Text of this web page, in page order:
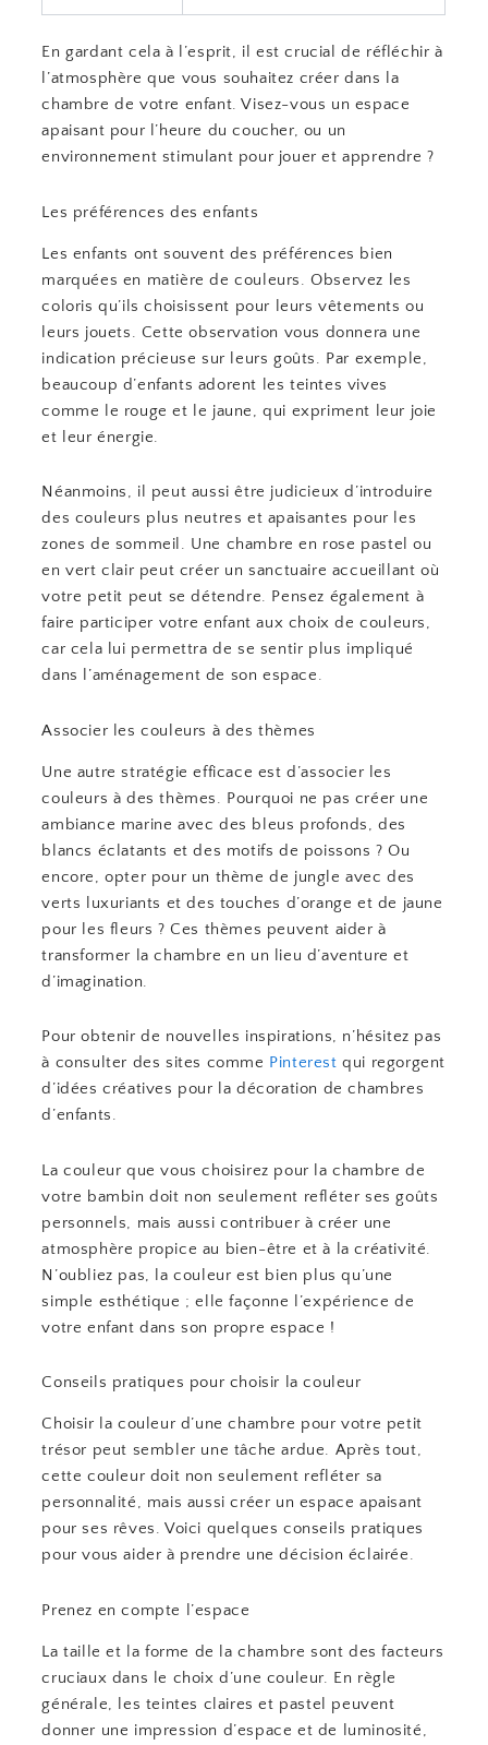
En gardant cela à l’esprit, il est crucial de réfléchir à
l’atmosphère que vous souhaitez créer dans la
chambre de votre enfant. Visez-vous un espace
apaisant pour l’heure du coucher, ou un
environnement stimulant pour jouer et apprendre ?
Les préférences des enfants
Les enfants ont souvent des préférences bien
marquées en matière de couleurs. Observez les
coloris qu’ils choisissent pour leurs vêtements ou
leurs jouets. Cette observation vous donnera une
indication précieuse sur leurs goûts. Par exemple,
beaucoup d’enfants adorent les teintes vives
comme le rouge et le jaune, qui expriment leur joie
et leur énergie.
Néanmoins, il peut aussi être judicieux d’introduire
des couleurs plus neutres et apaisantes pour les
zones de sommeil. Une chambre en rose pastel ou
en vert clair peut créer un sanctuaire accueillant où
votre petit peut se détendre. Pensez également à
faire participer votre enfant aux choix de couleurs,
car cela lui permettra de se sentir plus impliqué
dans l’aménagement de son espace.
Associer les couleurs à des thèmes
Une autre stratégie efficace est d’associer les
couleurs à des thèmes. Pourquoi ne pas créer une
ambiance marine avec des bleus profonds, des
blancs éclatants et des motifs de poissons ? Ou
encore, opter pour un thème de jungle avec des
verts luxuriants et des touches d’orange et de jaune
pour les fleurs ? Ces thèmes peuvent aider à
transformer la chambre en un lieu d’aventure et
d’imagination.
Pour obtenir de nouvelles inspirations, n’hésitez pas
à consulter des sites comme Pinterest qui regorgent
d’idées créatives pour la décoration de chambres
d’enfants.
La couleur que vous choisirez pour la chambre de
votre bambin doit non seulement refléter ses goûts
personnels, mais aussi contribuer à créer une
atmosphère propice au bien-être et à la créativité.
N’oubliez pas, la couleur est bien plus qu’une
simple esthétique ; elle façonne l’expérience de
votre enfant dans son propre espace !
Conseils pratiques pour choisir la couleur
Choisir la couleur d’une chambre pour votre petit
trésor peut sembler une tâche ardue. Après tout,
cette couleur doit non seulement refléter sa
personnalité, mais aussi créer un espace apaisant
pour ses rêves. Voici quelques conseils pratiques
pour vous aider à prendre une décision éclairée.
Prenez en compte l’espace
La taille et la forme de la chambre sont des facteurs
cruciaux dans le choix d’une couleur. En règle
générale, les teintes claires et pastel peuvent
donner une impression d’espace et de luminosité,